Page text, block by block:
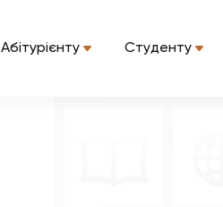
Абітурієнту Студенту